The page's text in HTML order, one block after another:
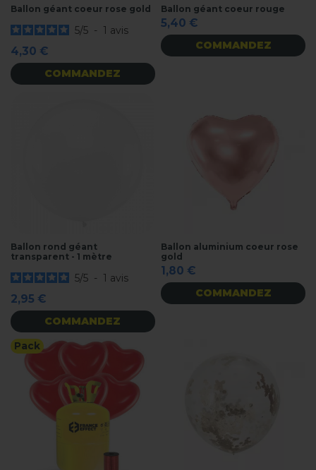
Ballon géant coeur rose gold
5/5 - 1 avis
4,30 €
COMMANDEZ
Ballon géant coeur rouge
5,40 €
COMMANDEZ
Ballon rond géant
transparent - 1 mètre
5/5 - 1 avis
2,95 €
COMMANDEZ
Ballon aluminium coeur rose
gold
1,80 €
COMMANDEZ
Pack